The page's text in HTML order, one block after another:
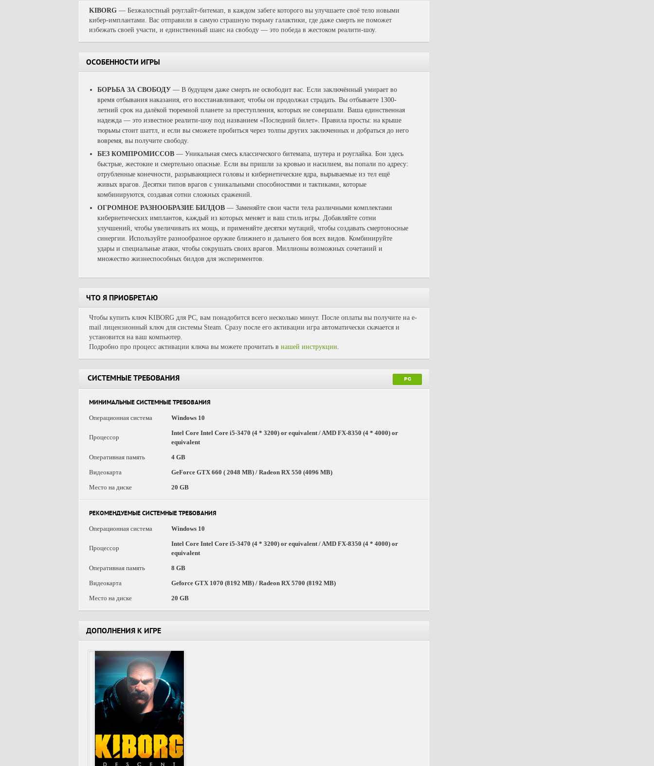
KIBORG — Безжалостный роуглайт-битемап, в каждом забеге которого вы улучшаете своё тело новыми
кибер-имплантами. Вас отправили в самую страшную тюрьму галактики, где даже смерть не поможет
избежать своей участи, и единственный шанс на свободу — это победа в жестоком реалити-шоу.
ОСОБЕННОСТИ ИГРЫ
БОРЬБА ЗА СВОБОДУ — В будущем даже смерть не освободит вас. Если заключённый умирает во
время отбывания наказания, его восстанавливают, чтобы он продолжал страдать. Вы отбываете 1300-
летний срок на далёкой тюремной планете за преступления, которых не совершали. Ваша единственная
надежда — это известное реалити-шоу под названием «Последний билет». Правила просты: на крыше
тюрьмы стоит шаттл, и если вы сможете пробиться через толпы других заключенных и добраться до него
вовремя, вы получите свободу.
БЕЗ КОМПРОМИССОВ — Уникальная смесь классического битемапа, шутера и роуглайка. Бои здесь
быстрые, жестокие и смертельно опасные. Если вы пришли за кровью и насилием, вы попали по адресу:
отрубленные конечности, разрывающиеся головы и кибернетические ядра, вырываемые из тел ещё
живых врагов. Десятки типов врагов с уникальными способностями и тактиками, которые
комбинируются, создавая сотни сложных сражений.
ОГРОМНОЕ РАЗНООБРАЗИЕ БИЛДОВ — Заменяйте свои части тела различными комплектами
кибернетических имплантов, каждый из которых меняет и ваш стиль игры. Добавляйте сотни
улучшений, чтобы увеличивать их мощь, и применяйте десятки мутаций, чтобы создавать смертоносные
синергии. Используйте разнообразное оружие ближнего и дальнего боя всех видов. Комбинируйте
удары и специальные атаки, чтобы сокрушать своих врагов. Миллионы возможных сочетаний и
множество жизнеспособных билдов для экспериментов.
ЧТО Я ПРИОБРЕТАЮ
Чтобы купить ключ KIBORG для PC, вам понадобится всего несколько минут. После оплаты вы получите на e-
mail лицензионный ключ для системы Steam. Сразу после его активации игра автоматически скачается и
установится на ваш компьютер.
Подробно про процесс активации ключа вы можете прочитать в нашей инструкции.
СИСТЕМНЫЕ ТРЕБОВАНИЯ PC
МИНИМАЛЬНЫЕ СИСТЕМНЫЕ ТРЕБОВАНИЯ
Операционная система
Windows 10
Процессор
Intel Core Intel Core i5-3470 (4 * 3200) or equivalent / AMD FX-8350 (4 * 4000) or
equivalent
Оперативная память 4 GB
Видеокарта GeForce GTX 660 ( 2048 MB) / Radeon RX 550 (4096 MB)
Место на диске 20 GB
РЕКОМЕНДУЕМЫЕ СИСТЕМНЫЕ ТРЕБОВАНИЯ
Операционная система
Windows 10
Процессор
Intel Core Intel Core i5-3470 (4 * 3200) or equivalent / AMD FX-8350 (4 * 4000) or
equivalent
Оперативная память 8 GB
Видеокарта Geforce GTX 1070 (8192 MB) / Radeon RX 5700 (8192 MB)
Место на диске 20 GB
ДОПОЛНЕНИЯ К ИГРЕ